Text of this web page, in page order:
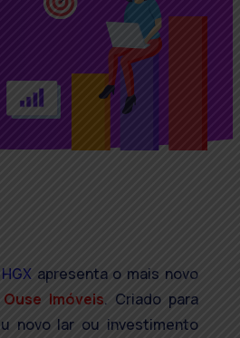
apresenta o mais novo
Ouse Imóveis. Criado para
novo lar ou investimento